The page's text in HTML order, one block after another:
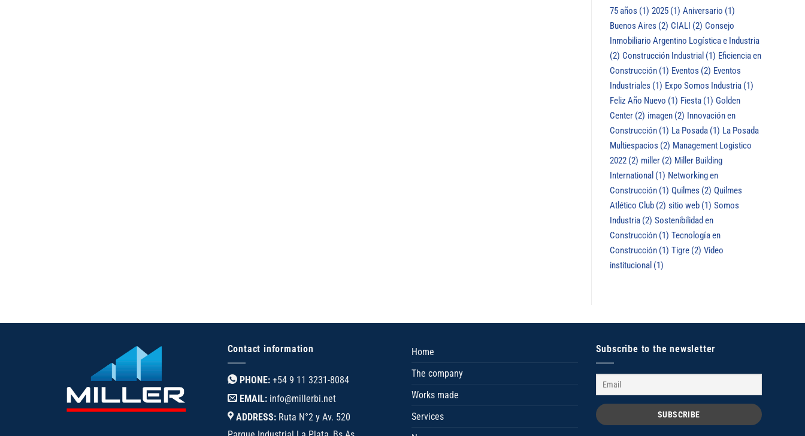
75 años (1) 2025 (1) Aniversario (1)
Buenos Aires (2) CIALI (2) Consejo
Inmobiliario Argentino Logística e Industria
(2) Construcción Industrial (1) Eficiencia en
Construcción (1) Eventos (2) Eventos
Industriales (1) Expo Somos Industria (1)
Feliz Año Nuevo (1) Fiesta (1) Golden
Center (2) imagen (2) Innovación en
Construcción (1) La Posada (1) La Posada
Multiespacios (2) Management Logistico
2022 (2) miller (2) Miller Building
International (1) Networking en
Construcción (1) Quilmes (2) Quilmes
Atlético Club (2) sitio web (1) Somos
Industria (2) Sostenibilidad en
Construcción (1) Tecnología en
Construcción (1) Tigre (2) Video
institucional (1)
Contact information
PHONE:+54 9 11 3231-8084
EMAIL:info@millerbi.net
ADDRESS:Ruta N°2 y Av. 520
Home
The company
Works made
Services
Subscribe to the newsletter